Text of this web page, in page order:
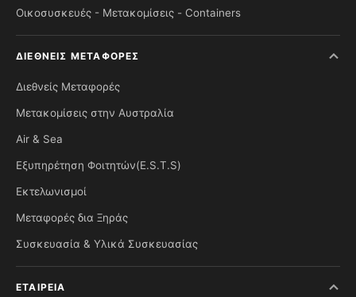
Οικοσυσκευές - Μετακομίσεις - Containers
ΔΙΕΘΝΕΊΣ ΜΕΤΑΦΟΡΈΣ
Διεθνείς Μεταφορές
Μετακομίσεις στην Αυστραλία
Air & Sea
Εξυπηρέτηση Φοιτητών(E.S.T.S)
Εκτελωνισμοί
Μεταφορές δια Ξηράς
Συσκευασία & Υλικά Συσκευασίας
ΕΤΑΙΡΕΊΑ